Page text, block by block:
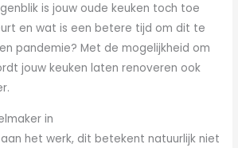
is jouw oude keuken toch toe
en wat is een betere tijd om dit te
pandemie? Met de mogelijkheid om
jouw keuken laten renoveren ook
in
het werk, dit betekent natuurlijk niet